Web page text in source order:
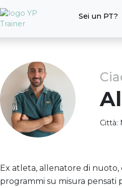
Sei un PT?
Città:
Ex atleta, allenatore di
programmi su misura pensati